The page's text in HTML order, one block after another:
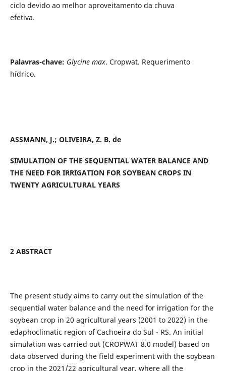
ciclo devido ao melhor aproveitamento da chuva
efetiva.
Palavras-chave: Glycine max. Cropwat. Requerimento
hídrico.
ASSMANN, J.; OLIVEIRA, Z. B. de
SIMULATION OF THE SEQUENTIAL WATER BALANCE AND
THE NEED FOR IRRIGATION FOR SOYBEAN CROPS IN
TWENTY AGRICULTURAL YEARS
2 ABSTRACT
The present study aims to carry out the simulation of the
sequential water balance and the need for irrigation for the
soybean crop in 20 agricultural years (2001 to 2022) in the
edaphoclimatic region of Cachoeira do Sul - RS. An initial
simulation was carried out (CROPWAT 8.0 model) based on
data observed during the field experiment with the soybean
crop in the 2021/22 agricultural year, where all the